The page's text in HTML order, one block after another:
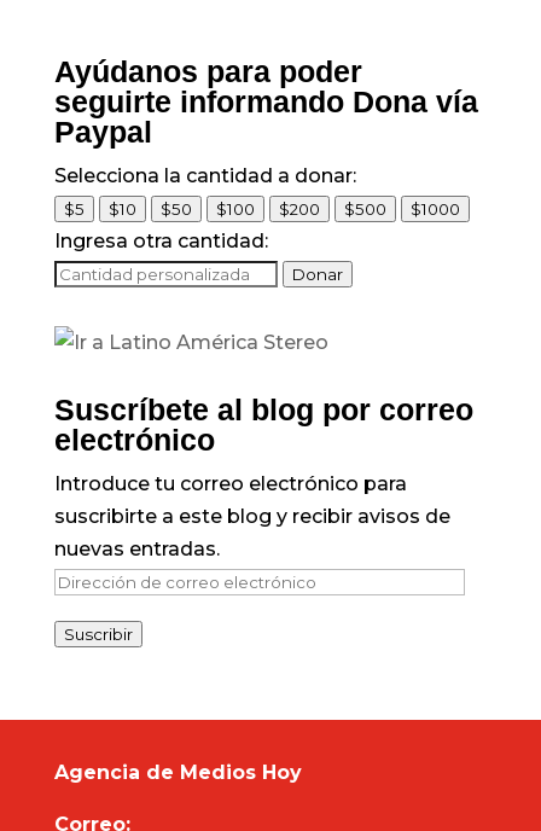
Ayúdanos para poder
seguirte informando Dona vía
Paypal
Selecciona la cantidad a donar:
$5 $10 $50 $100 $200 $500 $1000
Ingresa otra cantidad:
Donar
Suscríbete al blog por correo
electrónico
Introduce tu correo electrónico para
suscribirte a este blog y recibir avisos de
nuevas entradas.
Dirección
correo
Suscribir
Agencia de Medios Hoy
Correo: